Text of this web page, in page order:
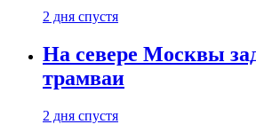
2 дня спустя
На севере Москвы
трамваи
2 дня спустя